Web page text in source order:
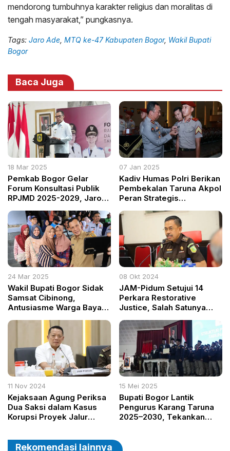
mendorong tumbuhnya karakter religius dan moralitas di
tengah masyarakat,” pungkasnya.
Tags: Jaro Ade MTQ ke-47 Kabupaten Bogor, Wakil Bupati
Bogor
Baca Juga
18 Mar 2025
Pemkab Bogor Gelar
Forum Konsultasi Publik
RPJMD 2025-2029, Jaro
Dibangun Sesuai
Kebutuhan Masyarakat
07 Jan 2025
Kadiv Humas Polri Berikan
Pembekalan Taruna Akpol
Peran Strategis
Society
24 Mar 2025
Wakil Bupati Bogor Sidak
Samsat Cibinong,
Antusiasme Warga Bayar
Lipat
08 Okt 2024
JAM-Pidum Setujui 14
Perkara Restorative
Justice, Salah Satunya
Kendal
11 Nov 2024
Kejaksaan Agung Periksa
Dua Saksi dalam Kasus
Korupsi Proyek Jalur
15 Mei 2025
Bupati Bogor Lantik
Pengurus Karang Taruna
2025–2030, Tekankan
Daerah
Rekomendasi lainnya